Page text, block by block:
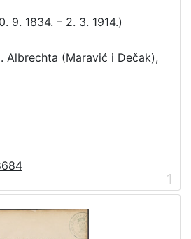
9. 1834. – 2. 3. 1914.)
Albrechta (Maravić i Dečak),
1